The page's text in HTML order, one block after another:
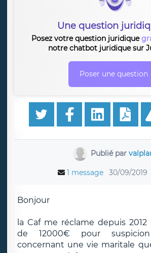
Une question
Posez votre question juridique
notre chatbot juridique sur
Poser une question
Publié par
1 message 30/09/2019
Bonjour
la Caf me réclame depuis
de 12000€ pour
concernant une vie maritale